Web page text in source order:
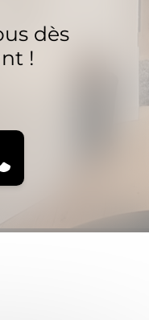
dès
!